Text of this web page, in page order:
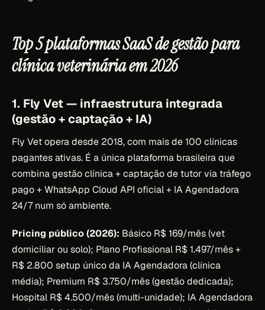
Top 5 plataformas SaaS de gestão para
clínica veterinária em 2026
1. Fly Vet — infraestrutura integrada
(gestão + captação + IA)
Fly Vet opera desde 2018, com mais de 100 clínicas
pagantes ativas. É a única plataforma brasileira que
combina gestão clínica + captação de tutor via tráfego
pago + WhatsApp Cloud API oficial + IA Agendadora
24/7 num só ambiente.
Pricing público (2026): Básico R$ 169/mês (vet
domiciliar ou solo); Plano Profissional R$ 1.497/mês +
R$ 2.800 setup único da IA Agendadora (clínica
média); Premium R$ 3.750/mês (gestão dedicada);
Hospital R$ 4.500/mês (multi-unidade); IA Agendadora